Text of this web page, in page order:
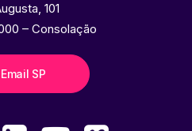
101
– Consolação
Email SP